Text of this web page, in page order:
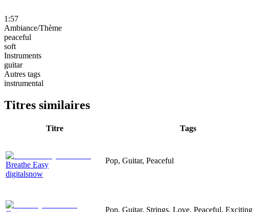
1:57
Ambiance/Thème
peaceful
soft
Instruments
guitar
Autres tags
instrumental
Titres similaires
Titre Tags
Breathe Easy
digitalsnow
Pop, Guitar, Peaceful
Pop, Guitar, Strings, Love, Peaceful, Exciting